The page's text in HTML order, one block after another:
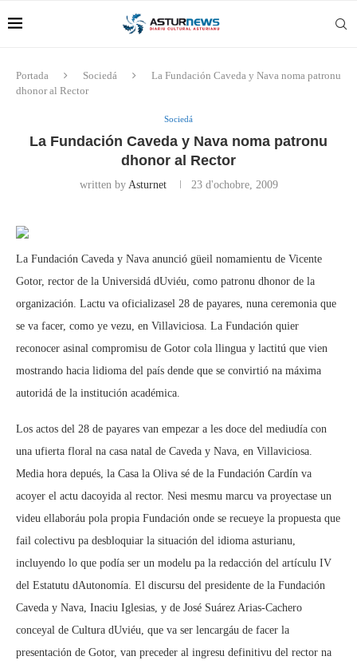
Portada Sociedá
La Fundación Caveda y Nava noma patronu
dhonor al Rector
Sociedá
La Fundación Caveda y Nava noma patronu
dhonor al Rector
written by Asturnet 23 d'ochobre, 2009
La Fundación Caveda y Nava anunció güeil nomamientu de Vicente
Gotor, rector de la Universidá dUviéu, como patronu dhonor de la
organización. Lactu va oficializasel 28 de payares, nuna ceremonia que
se va facer, como ye vezu, en Villaviciosa. La Fundación quier
reconocer asinal compromisu de Gotor cola llingua y lactitú que vien
mostrando hacia lidioma del país dende que se convirtió na máxima
autoridá de la institución académica.
Los actos del 28 de payares van empezar a les doce del mediudía con
una ufierta floral na casa natal de Caveda y Nava, en Villaviciosa.
Media hora depués, la Casa la Oliva sé de la Fundación Cardín va
acoyer el actu dacoyida al rector. Nesi mesmu marcu va proyectase un
videu ellaboráu pola propia Fundación onde se recueye la propuesta que
fail colectivu pa desbloquiar la situación del idioma asturianu,
incluyendo lo que podía ser un modelu pa la redacción del artículu IV
del Estatutu dAutonomía. El discursu del presidente de la Fundación
Caveda y Nava, Inaciu Iglesias, y de José Suárez Arias-Cachero
conceyal de Cultura dUviéu, que va ser lencargáu de facer la
presentación de Gotor, van preceder al ingresu definitivu del rector na